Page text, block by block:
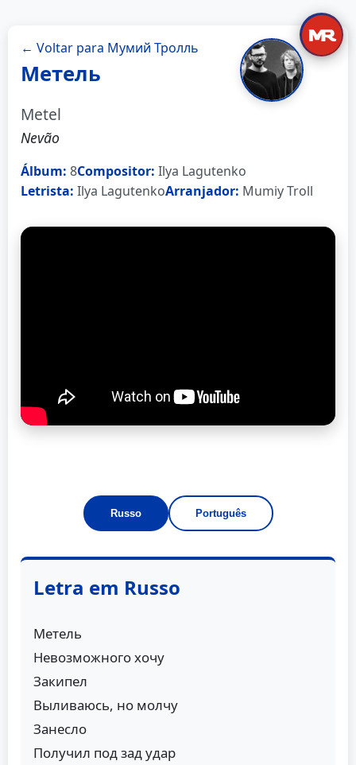
← Voltar para Мумий Тролль
Метель
Metel
Nevão
Álbum: 8Compositor: Ilya Lagutenko
Letrista: Ilya LagutenkoArranjador: Mumiy Troll
Russo Português
Letra em Russo
Метель
Невозможного хочу
Закипел
Выливаюсь, но молчу
Занесло
Получил под зад удар